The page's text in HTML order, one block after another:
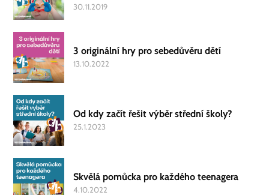
30.11.2019
3 originální hry pro sebedůvěru dětí
13.10.2022
Od kdy začít řešit výběr střední školy?
25.1.2023
Skvělá pomůcka pro každého teenagera
4.10.2022